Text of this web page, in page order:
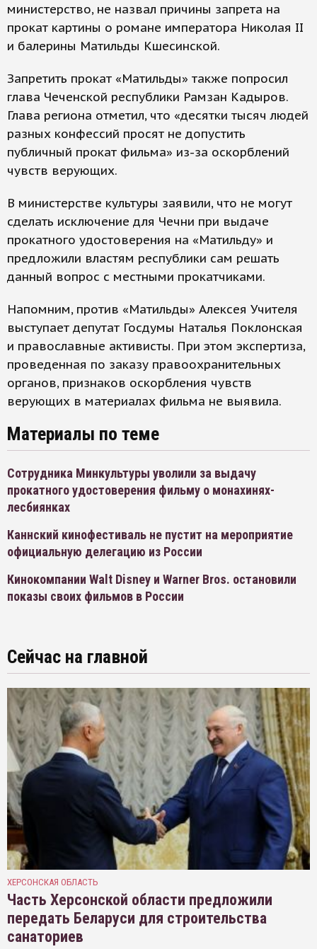
министерство, не назвал причины запрета на
прокат картины о романе императора Николая II
и балерины Матильды Кшесинской.
Запретить прокат «Матильды» также попросил
глава Чеченской республики Рамзан Кадыров.
Глава региона отметил, что «десятки тысяч людей
разных конфессий просят не допустить
публичный прокат фильма» из-за оскорблений
чувств верующих.
В министерстве культуры заявили, что не могут
сделать исключение для Чечни при выдаче
прокатного удостоверения на «Матильду» и
предложили властям республики сам решать
данный вопрос с местными прокатчиками.
Напомним, против «Матильды» Алексея Учителя
выступает депутат Госдумы Наталья Поклонская
и православные активисты. При этом экспертиза,
проведенная по заказу правоохранительных
органов, признаков оскорбления чувств
верующих в материалах фильма не выявила.
Материалы по теме
Сотрудника Минкультуры уволили за выдачу
прокатного удостоверения фильму о монахинях-
лесбиянках
Каннский кинофестиваль не пустит на мероприятие
официальную делегацию из России
Кинокомпании Walt Disney и Warner Bros. остановили
показы своих фильмов в России
Сейчас на главной
ХЕРСОНСКАЯ ОБЛАСТЬ
Часть Херсонской области предложили
передать Беларуси для строительства
санаториев